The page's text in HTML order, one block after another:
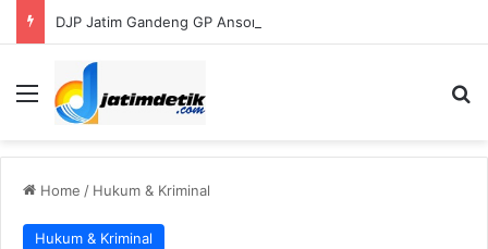
Menu
Home / Hukum & Kriminal
Hukum & Kriminal